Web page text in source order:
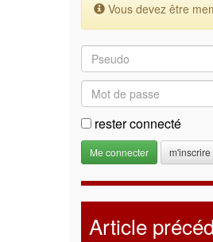
Vous devez être
rester connecté
m'inscrire
Article